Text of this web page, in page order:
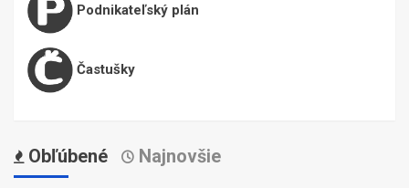
Podnikateľský plán
Častušky
Obľúbené Najnovšie